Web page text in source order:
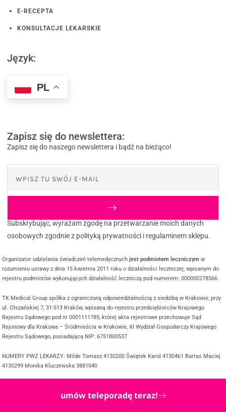
umów teleporadę teraz!
E-RECEPTA
KONSULTACJE LEKARSKIE
Język:
PL
Zapisz się do newslettera:
Zapisz się do naszego newslettera i bądź na bieżąco!
Subskrybując, wyrażam zgodę na przetwarzanie moich danych
osobowych zgodnie z polityką prywatności i regulaminem sklepu.
Organizator udzielania świadczeń telemedycznychjest podmiotem leczniczym w
rozumieniu ustawy z dnia 15 kwietnia 2011 roku o działalności leczniczej, wpisanym do
rejestru podmiotów wykonujących działalność leczniczą pod numerem: 000000278566.
TK Medical Group spółka z ograniczoną odpowiedzialnością z siedzibą w Krakowie, przy
ul. Olszańskiej 7, 31-513 Kraków, wpisaną do rejestru przedsiębiorców Krajowego
Rejestru Sądowego pod nr 0001111785, której akta rejestrowe przechowuje Sąd
Rejonowy dla Krakowa – Śródmieścia w Krakowie, XI Wydział Gospodarczy Krajowego
Rejestru Sądowego, posiadającą NIP: 6751800537
NUMERY PWZ LEKARZY: Milde Tomasz 4130200 Świątek Karol 4130461 Bartas Maciej
4130299 Monika Kluczewska 3881040